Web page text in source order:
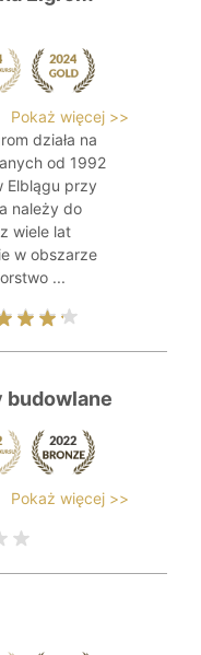
Pokaż więcej >>
działa na
od 1992
Elblągu przy
należy do
wiele lat
w obszarze
...
budowlane
Pokaż więcej >>